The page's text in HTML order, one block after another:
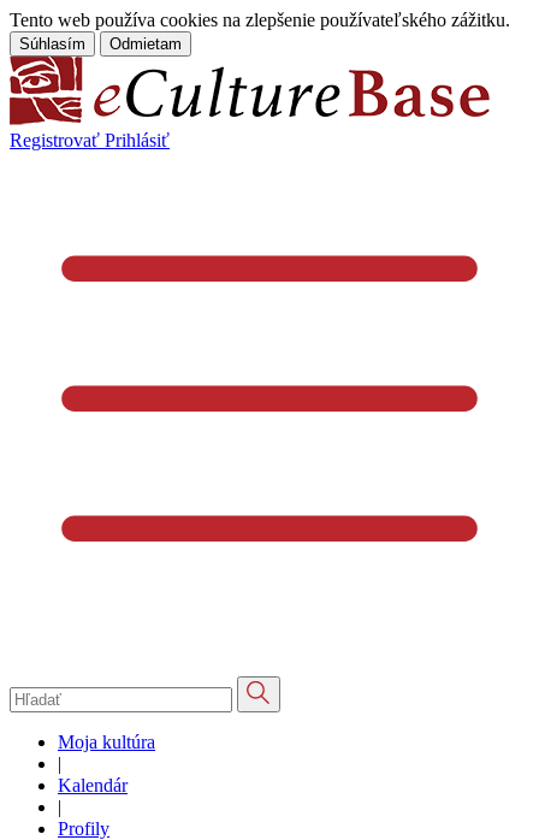
Tento web používa cookies na zlepšenie používateľského zážitku.
Súhlasím Odmietam
Registrovať Prihlásiť
Moja kultúra
|
Kalendár
|
Profily